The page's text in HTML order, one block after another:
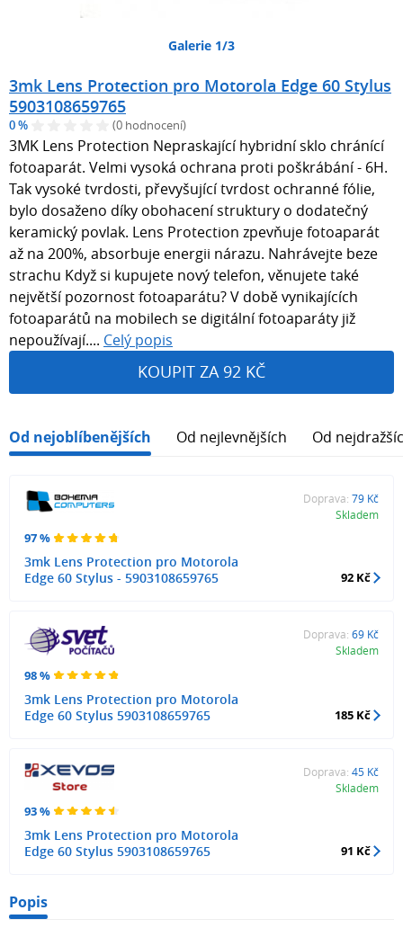
Galerie 1/3
3mk Lens Protection pro Motorola Edge 60 Stylus
5903108659765
0 % (0 hodnocení)
3MK Lens Protection Nepraskající hybridní sklo chránící
fotoaparát. Velmi vysoká ochrana proti poškrábání - 6H.
Tak vysoké tvrdosti, převyšující tvrdost ochranné fólie,
bylo dosaženo díky obohacení struktury o dodatečný
keramický povlak. Lens Protection zpevňuje fotoaparát
až na 200%, absorbuje energii nárazu. Nahrávejte beze
strachu Když si kupujete nový telefon, věnujete také
největší pozornost fotoaparátu? V době vynikajících
fotoaparátů na mobilech se digitální fotoaparáty již
nepoužívají.... Celý popis
KOUPIT ZA 92 KČ
Od nejoblíbenějších Od nejlevnějších Od
97 %
3mk Lens Protection pro Motorola
Edge 60 Stylus - 5903108659765
Doprava: 79 Kč
Skladem
92 Kč
98 %
3mk Lens Protection pro Motorola
Edge 60 Stylus 5903108659765
Doprava: 69 Kč
Skladem
185 Kč
93 %
3mk Lens Protection pro Motorola
Edge 60 Stylus 5903108659765
Doprava: 45 Kč
Skladem
91 Kč
Popis